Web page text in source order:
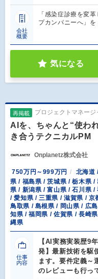
会社
概要
「感染症診療を変
プカンパニーへ」
気になる
再掲載 プロジェクトマネージ
AIを、ちゃんと“使わ
き合うテクニカルPM
Onplanetz株式会社
750万円～999万円
北海道
県 / 福島県 / 茨城県 / 栃木県 /
県 / 新潟県 / 富山県 / 石川県
/ 愛知県 / 三重県 / 滋賀県 /
鳥取県 / 島根県 / 岡山県 / 広
知県 / 福岡県 / 佐賀県 / 長崎
縄県
仕事
内容
【AI実務実装歴9
発】最新技術を駆
ます。要件定義～
のレビューも行っ